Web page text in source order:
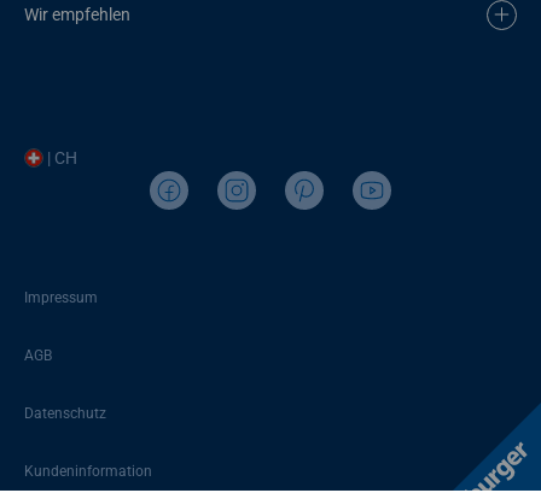
Wir empfehlen
| CH
Impressum
AGB
Datenschutz
Kundeninformation